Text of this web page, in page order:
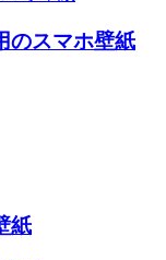
のスマホ壁紙
紙